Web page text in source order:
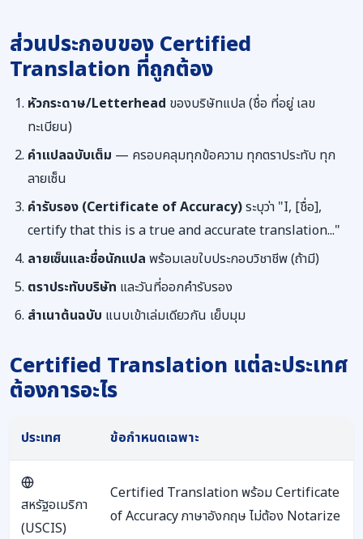
ส่วนประกอบของ Certified
Translation ที่ถูกต้อง
หัวกระดาษ/Letterhead ของบริษัทแปล (ชื่อ ที่อยู่ เลข
ทะเบียน)
คำแปลฉบับเต็ม — ครอบคลุมทุกข้อความ ทุกตราประทับ ทุก
ลายเซ็น
คำรับรอง (Certificate of Accuracy)ระบุว่า "I, [ชื่อ],
certify that this is a true and accurate translation..."
ลายเซ็นและชื่อนักแปล พร้อมเลขใบประกอบวิชาชีพ (ถ้ามี)
ตราประทับบริษัท และวันที่ออกคำรับรอง
สำเนาต้นฉบับ แนบเข้าเล่มเดียวกัน เย็บมุม
Certified Translation แต่ละประเทศ
ต้องการอะไร
ประเทศ ข้อกำหนดเฉพาะ
สหรัฐอเมริกา
(USCIS)
Certified Translation พร้อม Certificate
of Accuracy ภาษาอังกฤษ ไม่ต้อง Notarize